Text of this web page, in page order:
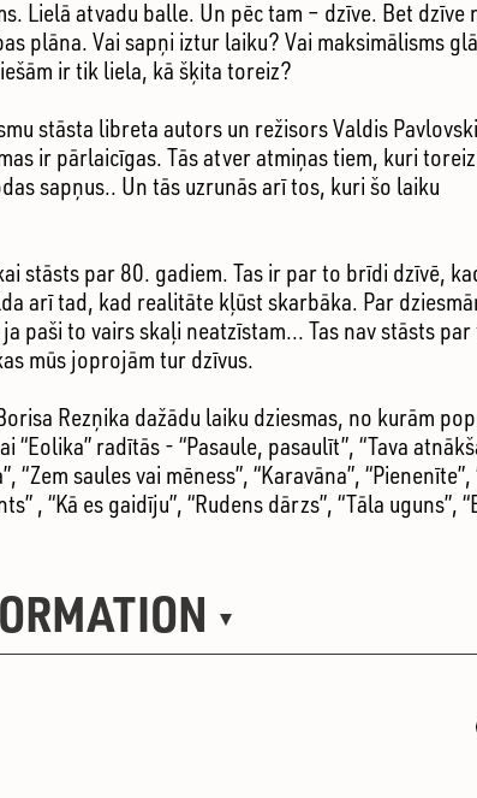
Lielā atvadu balle. Un pēc tam – dzīve. Bet dzīve
plāna. Vai sapņi iztur laiku? Vai maksimālisms
ir tik liela, kā šķita toreiz?
stāsta libreta autors un režisors Valdis
ir pārlaicīgas. Tās atver atmiņas tiem, kuri
sapņus.. Un tās uzrunās arī tos, kuri šo laiku
stāsts par 80. gadiem. Tas ir par to brīdi dzīvē,
arī tad, kad realitāte kļūst skarbāka. Par
paši to vairs skaļi neatzīstam... Tas nav stāsts
mūs joprojām tur dzīvus.
Rezņika dažādu laiku dziesmas, no kurām
“Eolika” radītās - “Pasaule, pasaulīt”, “Tava
“Zem saules vai mēness”, “Karavāna”,
, “Kā es gaidīju”, “Rudens dārzs”, “Tāla uguns”,